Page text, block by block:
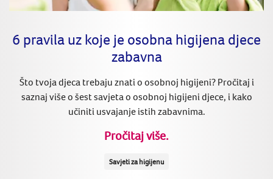
6 pravila uz koje je osobna higijena djece
zabavna
Što tvoja djeca trebaju znati o osobnoj higijeni? Pročitaj i
saznaj više o šest savjeta o osobnoj higijeni djece, i kako
učiniti usvajanje istih zabavnima.
Pročitaj više.
Savjeti za higijenu